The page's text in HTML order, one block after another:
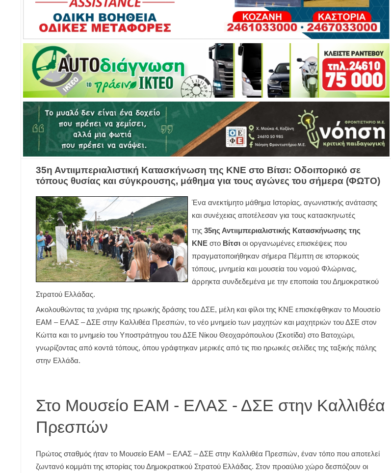
35η Αντιιμπεριαλιστική Κατασκήνωση της ΚΝΕ στο Βίτσι: Οδοιπορικό σε
τόπους θυσίας και σύγκρουσης, μάθημα για τους αγώνες του σήμερα (ΦΩΤΟ)
Ένα ανεκτίμητο μάθημα Ιστορίας, αγωνιστικής ανάτασης
και συνέχειας αποτέλεσαν για τους κατασκηνωτές
της 35ης Αντιιμπεριαλιστικής Κατασκήνωσης της
ΚΝΕ στο Βίτσι οι οργανωμένες επισκέψεις που
πραγματοποιήθηκαν σήμερα Πέμπτη σε ιστορικούς
τόπους, μνημεία και μουσεία του νομού Φλώρινας,
άρρηκτα συνδεδεμένα με την εποποιία του Δημοκρατικού
Στρατού Ελλάδας.
Ακολουθώντας τα χνάρια της ηρωικής δράσης του ΔΣΕ, μέλη και φίλοι της ΚΝΕ επισκέφθηκαν το Μουσείο
ΕΑΜ – ΕΛΑΣ – ΔΣΕ στην Καλλιθέα Πρεσπών, το νέο μνημείο των μαχητών και μαχητριών του ΔΣΕ στον
Κώττα και το μνημείο του Υποστράτηγου του ΔΣΕ Νίκου Θεοχαρόπουλου (Σκοτίδα) στο Βατοχώρι,
γνωρίζοντας από κοντά τόπους, όπου γράφτηκαν μερικές από τις πιο ηρωικές σελίδες της ταξικής πάλης
στην Ελλάδα.
Στο Μουσείο ΕΑΜ - ΕΛΑΣ - ΔΣΕ στην Καλλιθέα
Πρεσπών
Πρώτος σταθμός ήταν το Μουσείο ΕΑΜ – ΕΛΑΣ – ΔΣΕ στην Καλλιθέα Πρεσπών, έναν τόπο που αποτελεί
ζωντανό κομμάτι της ιστορίας του Δημοκρατικού Στρατού Ελλάδας. Στον προαύλιο χώρο δεσπόζουν οι